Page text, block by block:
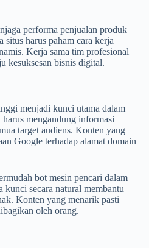
performa penjualan produk
situs harus paham cara kerja
Kerja sama tim profesional
kesuksesan bisnis digital.
menjadi kunci utama dalam
mengandung informasi
target audiens. Konten yang
Google terhadap alamat domain
bot mesin pencari dalam
kunci secara natural membantu
Konten yang menarik pasti
oleh orang.